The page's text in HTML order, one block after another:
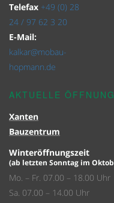
Telefax +49 (0) 28
24 / 97 62 3 20
E-Mail:
kalkar@mobau-
hopmann.de
AKTUELLE
Xanten
Bauzentrum
Winteröffnungszeit
(ab letzten Sonntag im
Mo. – Fr. 07.00 – 18.00 Uhr
Sa. 07.00 – 14.00 Uhr